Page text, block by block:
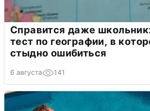
Справится даже
тест по географии, в
стыдно ошибиться
6 августа 141